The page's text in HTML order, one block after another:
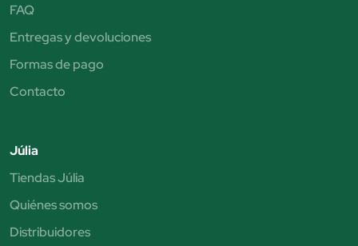
FAQ
Entregas y devoluciones
Formas de pago
Contacto
Júlia
Tiendas Júlia
Quiénes somos
Distribuidores